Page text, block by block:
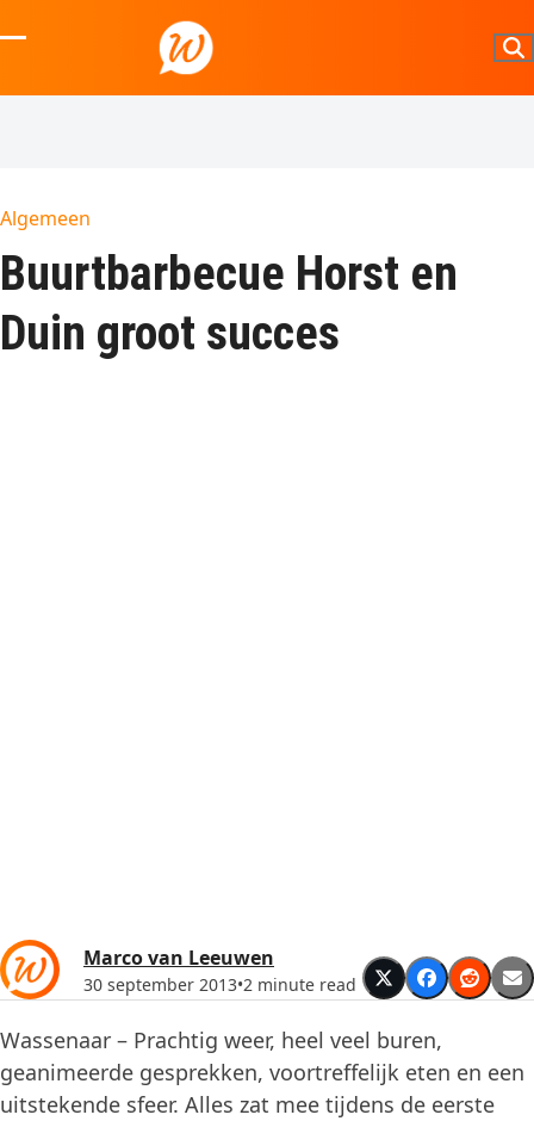
to
mobile
mobile
Algemeen
Buurtbarbecue Horst en
Duin groot succes
Marco van Leeuwen
30 september 2013•2 minute read
Wassenaar – Prachtig weer, heel veel buren,
geanimeerde gesprekken, voortreffelijk eten en een
uitstekende sfeer. Alles zat mee tijdens de eerste